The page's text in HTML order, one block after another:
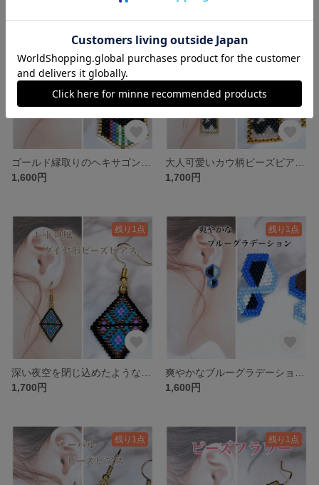
残り1点
1,600円
残り1点
1,700円
残り1点
1,700円
残り1点
1,600円
残り1点 残り1点